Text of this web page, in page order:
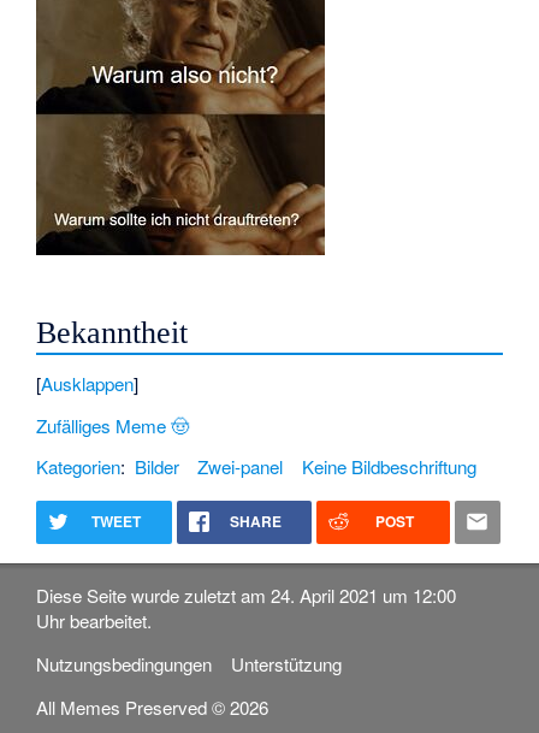
Bekanntheit
Ausklappen
Zufälliges Meme 🤠
Kategorien: Bilder Zwei-panel Keine Bildbeschriftung
TWEET SHARE POST
Diese Seite wurde zuletzt am 24. April 2021 um 12:00
Uhr bearbeitet.
Nutzungsbedingungen
Unterstützung
All Memes Preserved © 2026